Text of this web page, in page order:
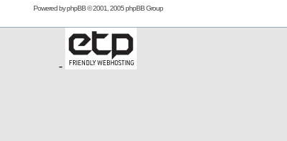
Powered byphpBB© 2001, 2005 phpBB Group
-